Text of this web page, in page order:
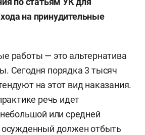
на принудительные
работы — это альтернатива
Сегодня порядка 3 тысяч
на этот вид наказания.
речь идет
или средней
должен отбыть